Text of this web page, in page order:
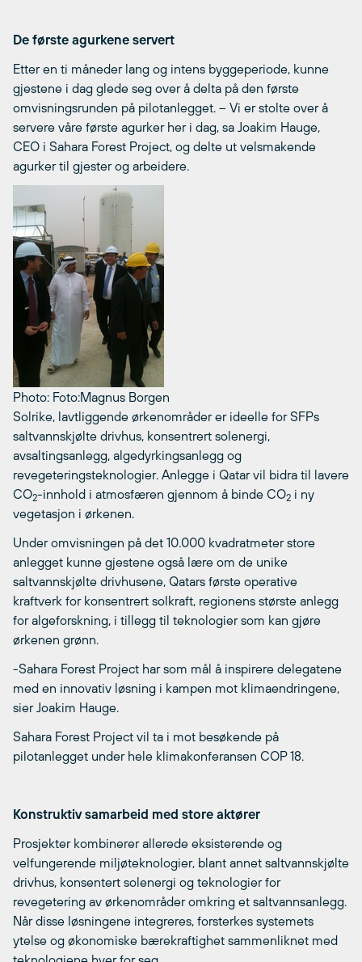
De første agurkene servert
Etter en ti måneder lang og intens byggeperiode, kunne
gjestene i dag glede seg over å delta på den første
omvisningsrunden på pilotanlegget. – Vi er stolte over å
servere våre første agurker her i dag, sa Joakim Hauge,
CEO i Sahara Forest Project, og delte ut velsmakende
agurker til gjester og arbeidere.
Photo: Foto:Magnus Borgen
Solrike, lavtliggende ørkenområder er ideelle for SFPs
saltvannskjølte drivhus, konsentrert solenergi,
avsaltingsanlegg, algedyrkingsanlegg og
revegeteringsteknologier. Anlegge i Qatar vil bidra til lavere
CO2-innhold i atmosfæren gjennom å binde CO2 i ny
vegetasjon i ørkenen.
Under omvisningen på det 10.000 kvadratmeter store
anlegget kunne gjestene også lære om de unike
saltvannskjølte drivhusene, Qatars første operative
kraftverk for konsentrert solkraft, regionens største anlegg
for algeforskning, i tillegg til teknologier som kan gjøre
ørkenen grønn.
-Sahara Forest Project har som mål å inspirere delegatene
med en innovativ løsning i kampen mot klimaendringene,
sier Joakim Hauge.
Sahara Forest Project vil ta i mot besøkende på
pilotanlegget under hele klimakonferansen COP 18.
Konstruktiv samarbeid med store aktører
Prosjekter kombinerer allerede eksisterende og
velfungerende miljøteknologier, blant annet saltvannskjølte
drivhus, konsentert solenergi og teknologier for
revegetering av ørkenområder omkring et saltvannsanlegg.
Når disse løsningene integreres, forsterkes systemets
ytelse og økonomiske bærekraftighet sammenliknet med